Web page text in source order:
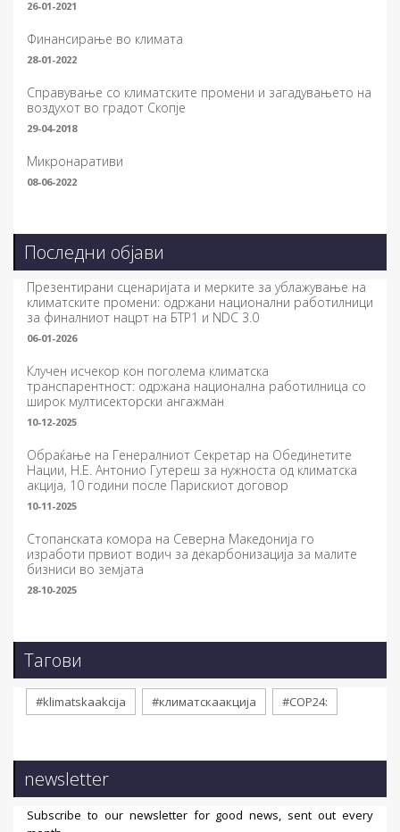
26-01-2021
Финансирање во климата
28-01-2022
Справување со климатските промени и загадувањето на
воздухот во градот Скопје
29-04-2018
Микронаративи
08-06-2022
Последни објави
Презентирани сценаријата и мерките за ублажување на
климатските промени: одржани национални работилници
за финалниот нацрт на БТР1 и NDC 3.0
06-01-2026
Клучен исчекор кон поголема климатска
транспарентност: одржана национална работилница со
широк мултисекторски ангажман
10-12-2025
Обраќање на Генералниот Секретар на Обединетите
Нации, Н.Е. Антонио Гутереш за нужноста од климатска
акција, 10 години после Парискиот договор
10-11-2025
Стопанската комора на Северна Македонија го
изработи првиот водич за декарбонизација за малите
бизниси во земјата
28-10-2025
Тагови
#klimatskaakcija #климатскаакција #COP24:
newsletter
Subscribe to our newsletter for good news, sent out every